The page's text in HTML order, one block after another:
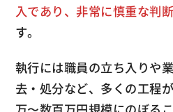
入であり、非常に慎重な判
す。
執行には職員の立ち入りや
去・処分など、多くの工程